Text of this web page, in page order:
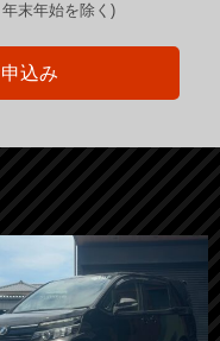
末年始を除く)
込み